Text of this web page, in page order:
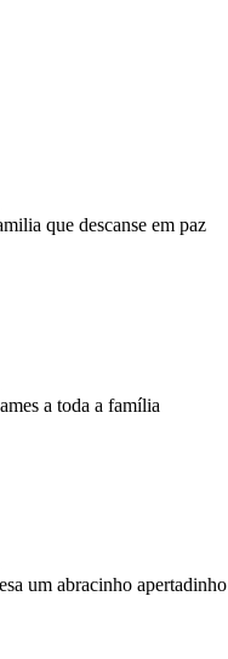
que descanse em paz
a toda a família
um abracinho apertadinho